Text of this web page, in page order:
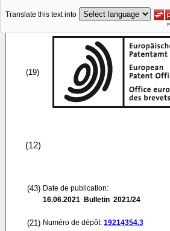
Translate this text into
(19)
(12)
(43) Date de publication:
16.06.2021 Bulletin 2021/24
(21) Numéro de dépôt: 19214354.3